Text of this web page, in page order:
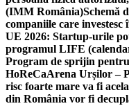
(IMM România)Schemă
companiile care
UE 2026: Startup-urile
programul LIFE
Program de sprijin
HoReCaArena Urșilor –
risc foarte mare va fi
din România vor fi